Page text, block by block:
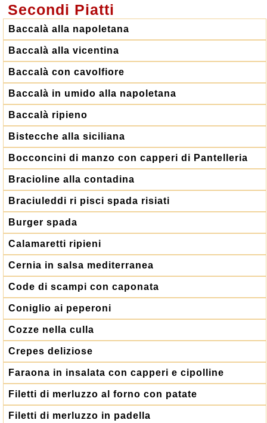
Secondi Piatti
Baccalà alla napoletana
Baccalà alla vicentina
Baccalà con cavolfiore
Baccalà in umido alla napoletana
Baccalà ripieno
Bistecche alla siciliana
Bocconcini di manzo con capperi di Pantelleria
Bracioline alla contadina
Braciuleddi ri pisci spada risiati
Burger spada
Calamaretti ripieni
Cernia in salsa mediterranea
Code di scampi con caponata
Coniglio ai peperoni
Cozze nella culla
Crepes deliziose
Faraona in insalata con capperi e cipolline
Filetti di merluzzo al forno con patate
Filetti di merluzzo in padella